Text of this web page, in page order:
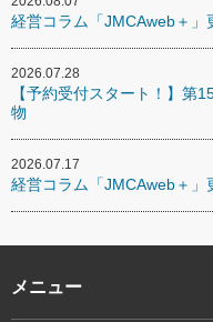
経営コラム「JMCAweb＋」
2026.07.28
【予約受付スタート！】第
物
2026.07.17
経営コラム「JMCAweb＋」
メニュー